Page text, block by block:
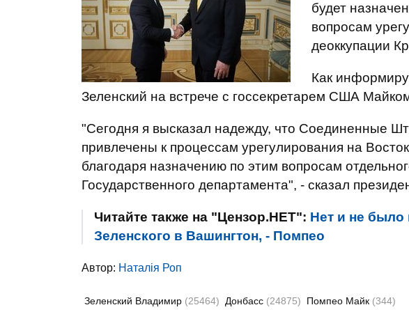
будет
вопросам
деоккупации
Как
Зеленский на встрече с госсекретарем США
"Сегодня я высказал надежду, что Соединенные
привлечены к процессам урегулирования на
благодаря назначению по этим вопросам
Государственного департамента", - сказал
Читайте также на "Цензор.НЕТ": Нет и не было
Зеленского в Вашингтон, - Помпео
Автор: Наталія Роп
Зеленский Владимир (25464) Донбасс (24875) Помпео Майк (344)